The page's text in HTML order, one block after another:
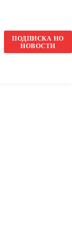
ПОДПИСКА НО
НОВОСТИ